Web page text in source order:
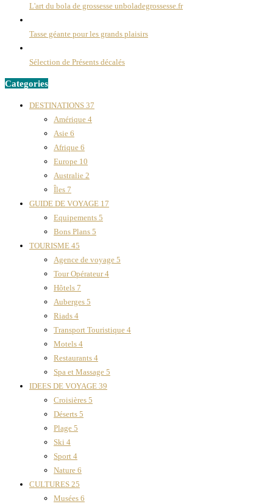
L'art du bola de grossesse unboladegrossesse.fr
Tasse géante pour les grands plaisirs
Sélection de Présents décalés
Categories
DESTINATIONS 37
Amérique 4
Asie 6
Afrique 6
Europe 10
Australie 2
Îles 7
GUIDE DE VOYAGE 17
Equipements 5
Bons Plans 5
TOURISME 45
Agence de voyage 5
Tour Opérateur4
Hôtels 7
Auberges 5
Riads 4
Transport Touristique 4
Motels 4
Restaurants 4
Spa et Massage 5
IDEES DE VOYAGE 39
Croisières 5
Déserts 5
Plage 5
Ski 4
Sport 4
Nature 6
CULTURES 25
Musées 6